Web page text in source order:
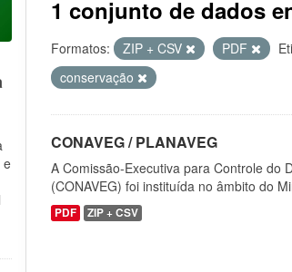
1 conjunto de dados
Formatos: ZIP + CSV PDF
conservação
CONAVEG / PLANAVEG
A Comissão-Executiva para Controle do
(CONAVEG) foi instituída no âmbito do
PDF ZIP + CSV
e